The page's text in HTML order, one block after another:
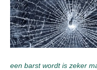
een barst wordt is zeker